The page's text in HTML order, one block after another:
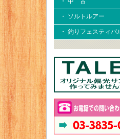
・ ソルトルアー
・ 釣りフェスティバ